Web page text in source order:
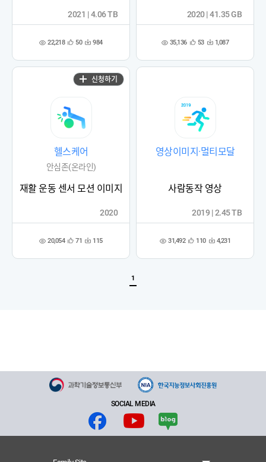
조 22,218 관
록
50 다 984
2021 | 4.06 TB
조 35,136 관
록
53 다 1,087
2020 | 41.35 GB
헬스케어
안심존(온라인)
재활 운동 센서 모션 이미지
조 20,054 관
록
71 다 115
2020
신청하기
영상이미지·멀티모달
사람동작 영상
조 31,492 관
록
110 다 4,231
2019 | 2.45 TB
1
SOCIAL MEDIA